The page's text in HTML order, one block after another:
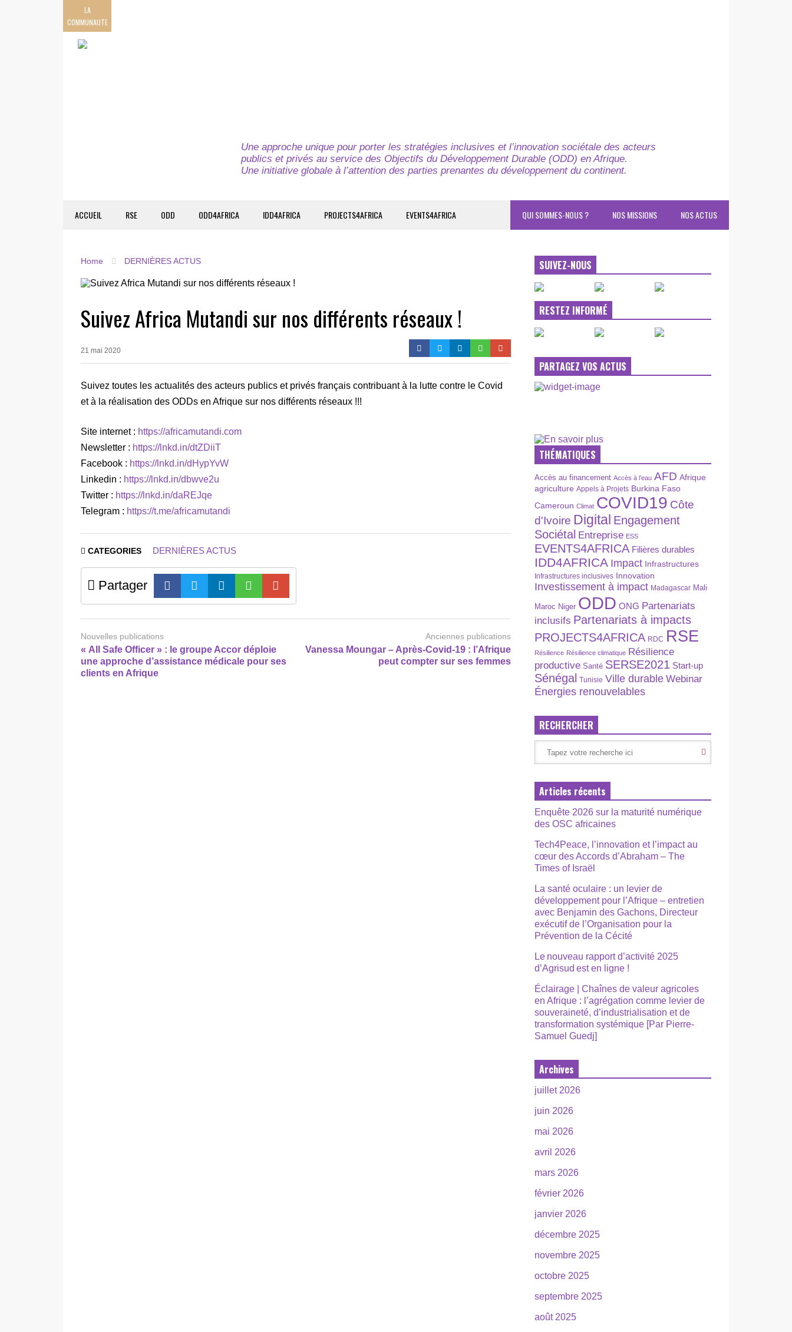
LA
COMMUNAUTE
Une approche unique pour porter les stratégies inclusives et l’innovation sociétale des acteurs
publics et privés au service des Objectifs du Développement Durable (ODD) en Afrique.
Une initiative globale à l’attention des parties prenantes du développement du continent.
ACCUEIL RSE ODD ODD4AFRICA IDD4AFRICA PROJECTS4AFRICA EVENTS4AFRICA NOS ACTUS
NOS MISSIONS
QUI SOMMES-NOUS ?
Home DERNIÈRES ACTUS
Suivez Africa Mutandi sur nos différents réseaux !
21 mai 2020
Suivez toutes les actualités des acteurs publics et privés français contribuant à la lutte contre le Covid
et à la réalisation des ODDs en Afrique sur nos différents réseaux !!!
Site internet : https://africamutandi.com
Newsletter : https://lnkd.in/dtZDiiT
Facebook : https://lnkd.in/dHypYvW
Linkedin : https://lnkd.in/dbwve2u
Twitter : https://lnkd.in/daREJqe
Telegram : https://t.me/africamutandi
CATEGORIES DERNIÈRES ACTUS
Partager
Nouvelles publications
« All Safe Officer » : le groupe Accor déploie
une approche d’assistance médicale pour ses
clients en Afrique
Anciennes publications
Vanessa Moungar – Après-Covid-19 : l’Afrique
peut compter sur ses femmes
SUIVEZ-NOUS
RESTEZ INFORMÉ
PARTAGEZ VOS ACTUS
THÉMATIQUES
Accès au financement Accès à l’eau AFD Afrique
agriculture Appels à Projets Burkina Faso
Cameroun Climat COVID19 Côte
d'Ivoire Digital Engagement
Sociétal Entreprise ESS
EVENTS4AFRICA Filières durables
IDD4AFRICA Impact Infrastructures
Infrastructures inclusives Innovation
Investissement à impact Madagascar Mali
Maroc Niger ODD ONG Partenariats
inclusifs Partenariats à impacts
PROJECTS4AFRICA RDC RSE
Résilience Résilience climatique Résilience
productive Santé SERSE2021 Start-up
Sénégal Tunisie Ville durable Webinar
Énergies renouvelables
RECHERCHER
Articles récents
Enquête 2026 sur la maturité numérique
des OSC africaines
Tech4Peace, l’innovation et l’impact au
cœur des Accords d’Abraham – The
Times of Israël
La santé oculaire : un levier de
développement pour l’Afrique – entretien
avec Benjamin des Gachons, Directeur
exécutif de l’Organisation pour la
Prévention de la Cécité
Le nouveau rapport d’activité 2025
d’Agrisud est en ligne !
Éclairage | Chaînes de valeur agricoles
en Afrique : l’agrégation comme levier de
souveraineté, d’industrialisation et de
transformation systémique [Par Pierre-
Samuel Guedj]
Archives
juillet 2026
juin 2026
mai 2026
avril 2026
mars 2026
février 2026
janvier 2026
décembre 2025
novembre 2025
octobre 2025
septembre 2025
août 2025